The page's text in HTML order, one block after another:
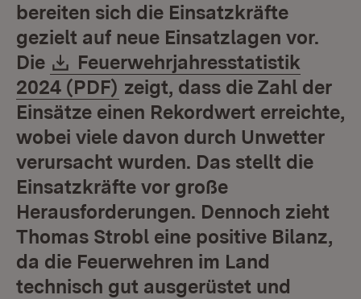
bereiten sich die Einsatzkräfte
gezielt auf neue Einsatzlagen vor.
Die
Download:
Feuerwehrjahresstatistik
2024 (PDF) (Öffnet in neuem Fenster)
zeigt, dass die Zahl der
Einsätze einen Rekordwert erreichte,
wobei viele davon durch Unwetter
verursacht wurden. Das stellt die
Einsatzkräfte vor große
Herausforderungen. Dennoch zieht
Thomas Strobl eine positive Bilanz,
da die Feuerwehren im Land
technisch gut ausgerüstet und